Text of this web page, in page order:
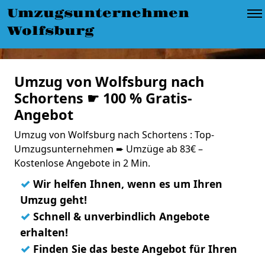
Umzugsunternehmen
Wolfsburg
Umzug von Wolfsburg nach
Schortens ☛ 100 % Gratis-
Angebot
Umzug von Wolfsburg nach Schortens : Top-
Umzugsunternehmen ➨ Umzüge ab 83€ –
Kostenlose Angebote in 2 Min.
✓ Wir helfen Ihnen, wenn es um Ihren
Umzug geht!
✓ Schnell & unverbindlich Angebote
erhalten!
✓ Finden Sie das beste Angebot für Ihren